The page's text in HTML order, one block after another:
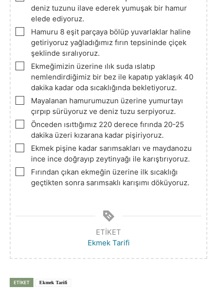
deniz tuzunu ilave ederek yumuşak bir hamur
elede ediyoruz.
▢
Hamuru 8 eşit parçaya bölüp yuvarlaklar haline
getiriyoruz yağladığımız fırın tepsininde çiçek
şeklinde sıralıyoruz.
▢
Ekmeğimizin üzerine ılık suda ıslatıp
nemlendirdiğimiz bir bez ile kapatıp yaklaşık 40
dakika kadar oda sıcaklığında bekletiyoruz.
▢
Mayalanan hamurumuzun üzerine yumurtayı
çırpıp sürüyoruz ve deniz tuzu serpiyoruz.
▢
Önceden ısıttığımız 220 derece fırında 20-25
dakika üzeri kızarana kadar pişiriyoruz.
▢
Ekmek pişine kadar sarımsakları ve maydanozu
ince ince doğrayıp zeytinyağı ile karıştırıyoruz.
▢
Fırından çıkan ekmeğin üzerine ilk sıcaklığı
geçtikten sonra sarımsaklı karışımı döküyoruz.
ETIKET
Ekmek Tarifi
ETIKET Ekmek Tarifi